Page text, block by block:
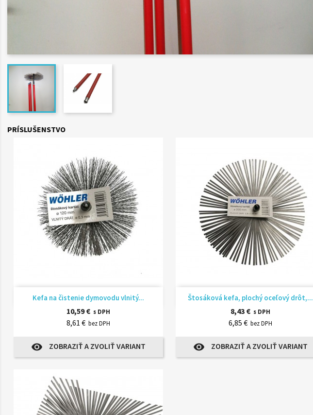
PRÍSLUŠENSTVO
Kefa na čistenie dymovodu vlnitý...
10,59 € s DPH
8,61 € bez DPH
visibility ZOBRAZIŤ A ZVOLIŤ VARIANT
Rýchly náhľad Štosáková kefa, plochý oceľový drôt,...
8,43 € s DPH
6,85 € bez DPH
visibility ZOBRAZIŤ A ZVOLIŤ VARIANT
Rýchly náhľad